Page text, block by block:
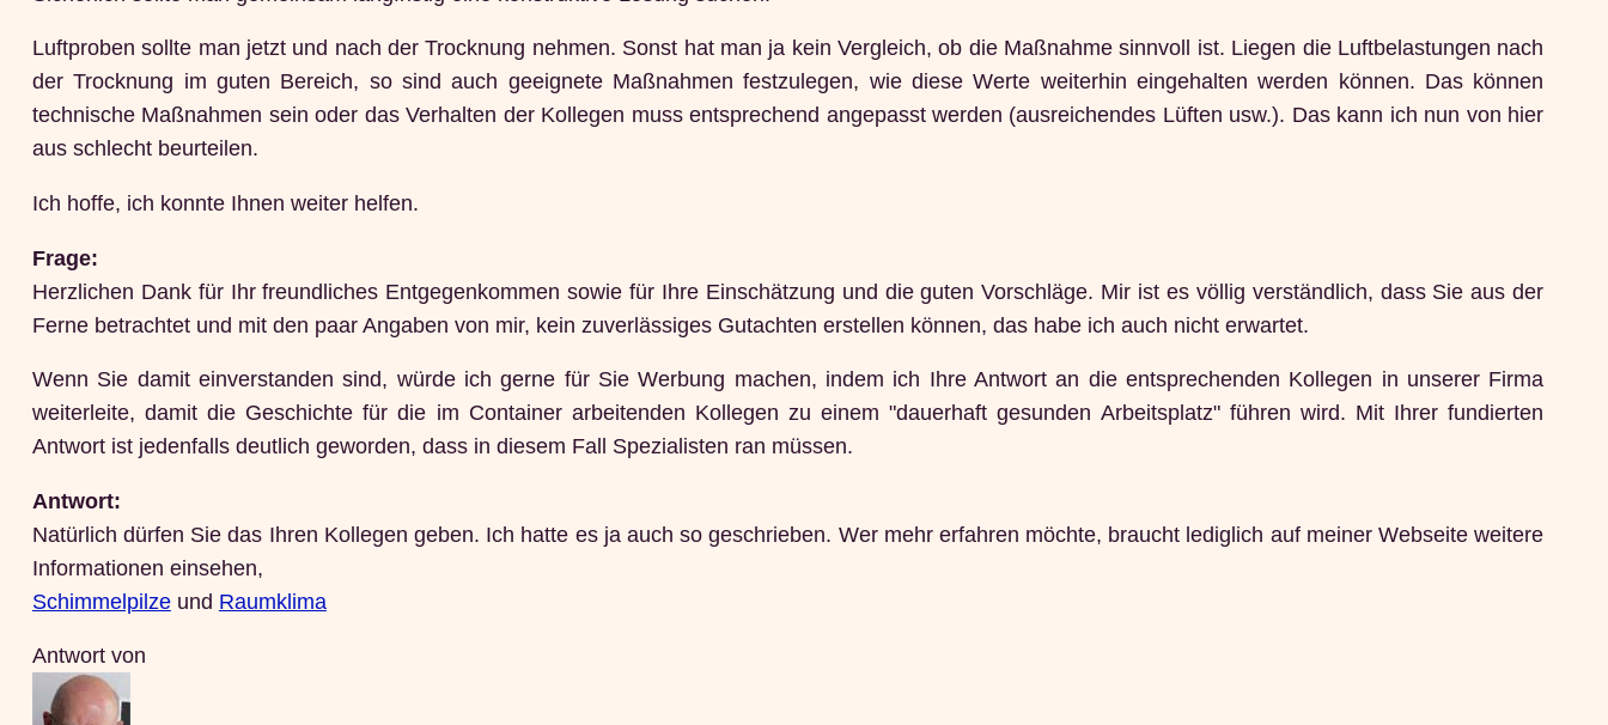
Luftproben sollte man jetzt und nach der Trocknung nehmen. Sonst hat man ja kein Vergleich, ob die Maßnahme sinnvoll ist. Liegen die Luftbelastungen nach
der Trocknung im guten Bereich, so sind auch geeignete Maßnahmen festzulegen, wie diese Werte weiterhin eingehalten werden können. Das können
technische Maßnahmen sein oder das Verhalten der Kollegen muss entsprechend angepasst werden (ausreichendes Lüften usw.). Das kann ich nun von hier
aus schlecht beurteilen.
Ich hoffe, ich konnte Ihnen weiter helfen.
Frage:
Herzlichen Dank für Ihr freundliches Entgegenkommen sowie für Ihre Einschätzung und die guten Vorschläge. Mir ist es völlig verständlich, dass Sie aus der
Ferne betrachtet und mit den paar Angaben von mir, kein zuverlässiges Gutachten erstellen können, das habe ich auch nicht erwartet.
Wenn Sie damit einverstanden sind, würde ich gerne für Sie Werbung machen, indem ich Ihre Antwort an die entsprechenden Kollegen in unserer Firma
weiterleite, damit die Geschichte für die im Container arbeitenden Kollegen zu einem "dauerhaft gesunden Arbeitsplatz" führen wird. Mit Ihrer fundierten
Antwort ist jedenfalls deutlich geworden, dass in diesem Fall Spezialisten ran müssen.
Antwort:
Natürlich dürfen Sie das Ihren Kollegen geben. Ich hatte es ja auch so geschrieben. Wer mehr erfahren möchte, braucht lediglich auf meiner Webseite weitere
Informationen einsehen,
Schimmelpilzeund Raumklima
Antwort von